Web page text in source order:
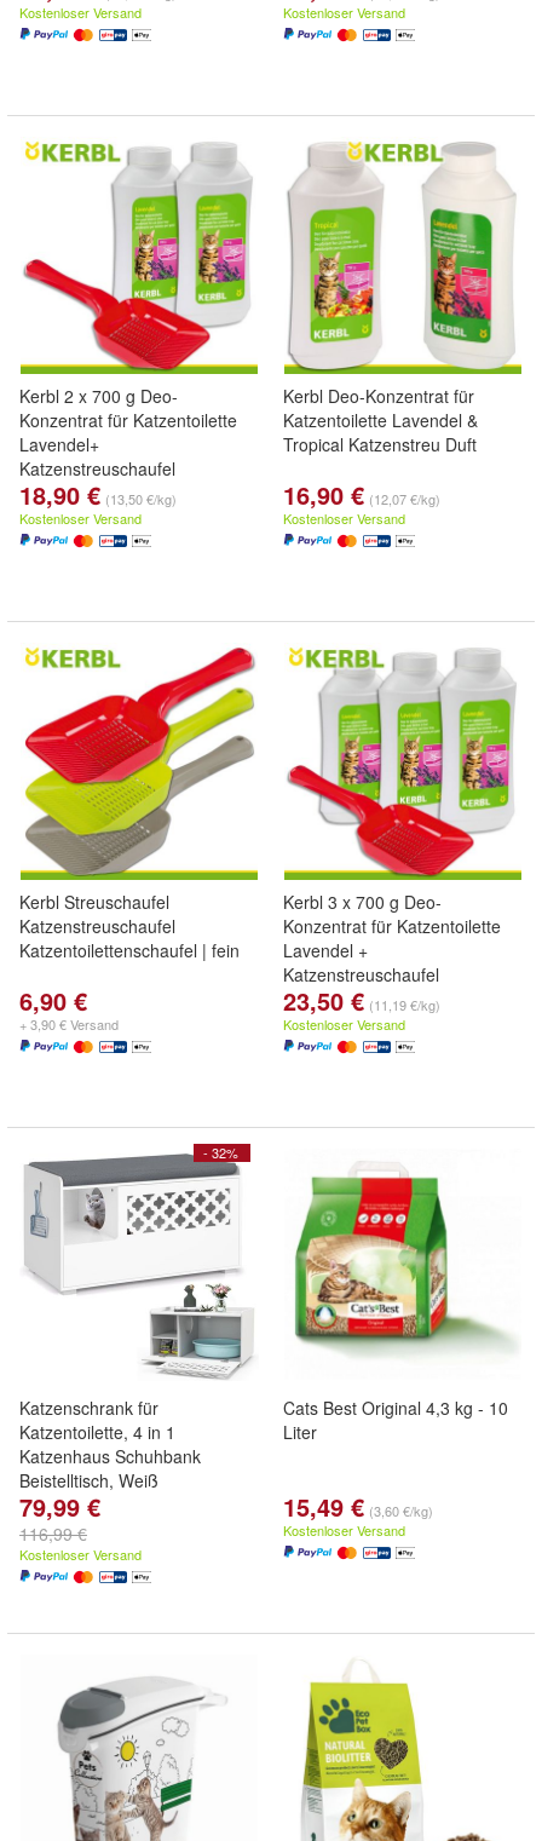
Kostenloser Versand
Kostenloser Versand
Kerbl 2 x 700 g Deo-
Konzentrat für Katzentoilette
Lavendel+
Katzenstreuschaufel
18,90 € (13,50 €/kg)
Kostenloser Versand
Kerbl Deo-Konzentrat für
Katzentoilette Lavendel &
Tropical Katzenstreu Duft
16,90 € (12,07 €/kg)
Kostenloser Versand
Kerbl Streuschaufel
Katzenstreuschaufel
Katzentoilettenschaufel | fein
6,90 €
+ 3,90 € Versand
Kerbl 3 x 700 g Deo-
Konzentrat für Katzentoilette
Lavendel +
Katzenstreuschaufel
23,50 € (11,19 €/kg)
Kostenloser Versand
- 32%
Katzenschrank für
Katzentoilette, 4 in 1
Katzenhaus Schuhbank
Beistelltisch, Weiß
79,99 €
116,99 €
Kostenloser Versand
Cats Best Original 4,3 kg - 10
Liter
15,49 € (3,60 €/kg)
Kostenloser Versand